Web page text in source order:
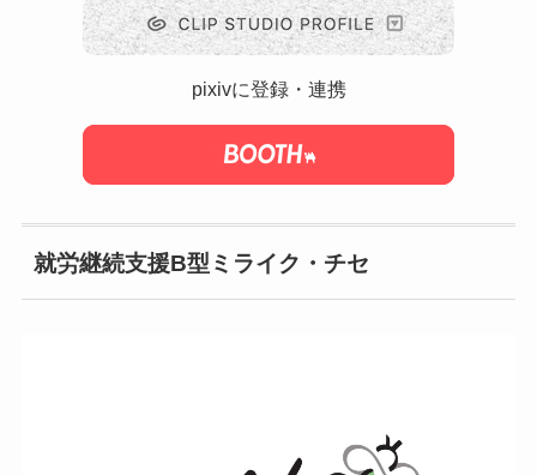
pixivに登録・連携
就労継続支援B型ミライク・チセ